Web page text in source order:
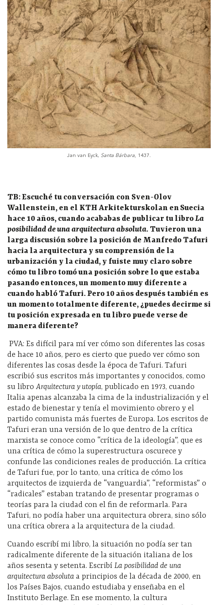
Jan van Eyck, Santa Bárbara, 1437.
TB: Escuché tu conversación con Sven-Olov
Wallenstein, en el KTH Arkitekturskolan en Suecia
hace 10 años, cuando acababas de publicar tu libroLa
posibilidad de una arquitectura absoluta. Tuvieron una
larga discusión sobre la posición de Manfredo Tafuri
hacia la arquitectura y su comprensión de la
urbanización y la ciudad, y fuiste muy claro sobre
cómo tu libro tomó una posición sobre lo que estaba
pasando entonces, un momento muy diferente a
cuando habló Tafuri. Pero 10 años después también es
un momento totalmente diferente, ¿puedes decirme si
tu posición expresada en tu libro puede verse de
manera diferente?
PVA: Es difícil para mí ver cómo son diferentes las cosas
de hace 10 años, pero es cierto que puedo ver cómo son
diferentes las cosas desde la época de Tafuri. Tafuri
escribió sus escritos más importantes y conocidos, como
su libroArquitectura y utopía, publicado en 1973, cuando
Italia apenas alcanzaba la cima de la industrialización y el
estado de bienestar y tenía el movimiento obrero y el
partido comunista más fuertes de Europa. Los escritos de
Tafuri eran una versión de lo que dentro de la crítica
marxista se conoce como “crítica de la ideología”, que es
una crítica de cómo la superestructura oscurece y
confunde las condiciones reales de producción. La crítica
de Tafuri fue, por lo tanto, una crítica de cómo los
arquitectos de izquierda de “vanguardia”, “reformistas” o
“radicales” estaban tratando de presentar programas o
teorías para la ciudad con el fin de reformarla. Para
Tafuri, no podía haber una arquitectura obrera, sino sólo
una crítica obrera a la arquitectura de la ciudad.
Cuando escribí mi libro, la situación no podía ser tan
radicalmente diferente de la situación italiana de los
años sesenta y setenta. Escribí La posibilidad de una
arquitectura absoluta a principios de la década de 2000, en
los Países Bajos, cuando estudiaba y enseñaba en el
Instituto Berlage. En ese momento, la cultura